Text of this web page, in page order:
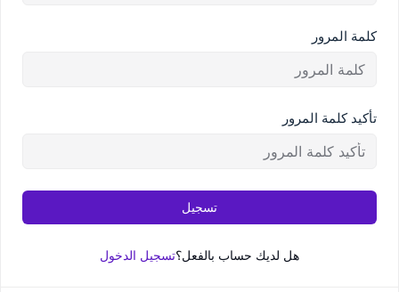
كلمة المرور
تأكيد كلمة المرور
تسجيل
هل لديك حساب بالفعل؟تسجيل الدخول